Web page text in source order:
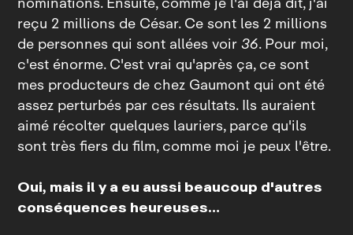
reçu 2 millions de César. Ce sont les 2 millions
de personnes qui sont allées voir36. Pour moi,
c'est énorme. C'est vrai qu'après ça, ce sont
mes producteurs de chez Gaumont qui ont été
assez perturbés par ces résultats. Ils auraient
aimé récolter quelques lauriers, parce qu'ils
sont très fiers du film, comme moi je peux l'être.
Oui, mais il y a eu aussi beaucoup d'autres
conséquences heureuses…